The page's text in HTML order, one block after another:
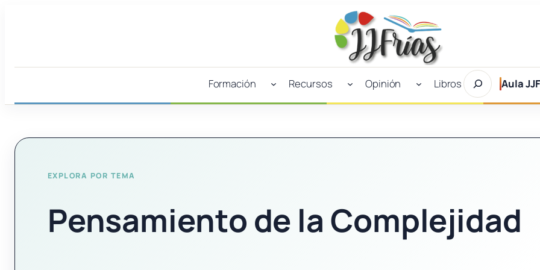
Formación Recursos Opinión Libros
Buscar
en
JJFrías
Aula
EXPLORA POR TEMA
Pensamiento de la Complejidad